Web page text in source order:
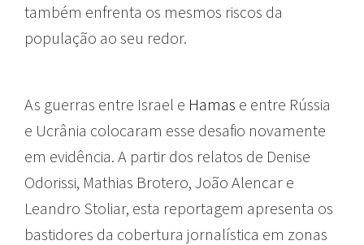
também enfrenta os mesmos riscos da
população ao seu redor.
As guerras entre Israel e Hamas e entre Rússia
e Ucrânia colocaram esse desafio novamente
em evidência. A partir dos relatos de Denise
Odorissi, Mathias Brotero, João Alencar e
Leandro Stoliar, esta reportagem apresenta os
bastidores da cobertura jornalística em zonas